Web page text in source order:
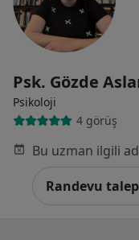
Psk. Gözde
Psikoloji
4 görüş
Randevu